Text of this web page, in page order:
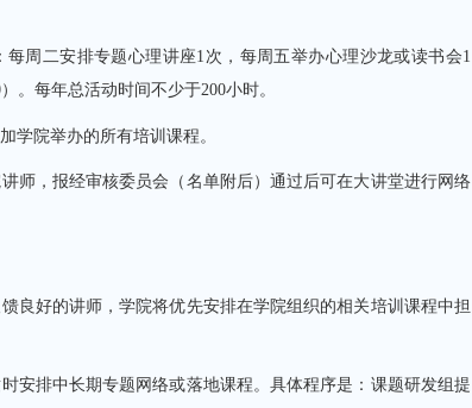
周二安排专题心理讲座1次，每周五举办心理沙龙或读书会1
。每年总活动时间不少于200小时。
加学院举办的所有培训课程。
师，报经审核委员会（名单附后）通过后可在大讲堂进行网络
良好的讲师，学院将优先安排在学院组织的相关培训课程中担
安排中长期专题网络或落地课程。具体程序是：课题研发组提